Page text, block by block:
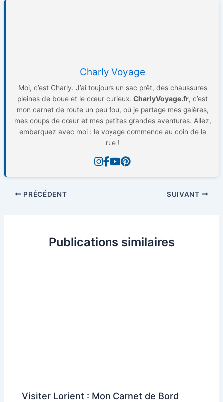
Charly Voyage
Moi, c’est Charly. J’ai toujours un sac prêt, des chaussures
pleines de boue et le cœur curieux. CharlyVoyage.fr, c’est
mon carnet de route un peu fou, où je partage mes galères,
mes coups de cœur et mes petites grandes aventures. Allez,
embarquez avec moi : le voyage commence au coin de la
rue !
PRÉCÉDENT SUIVANT
Publications similaires
Visiter Lorient : Mon Carnet de Bord